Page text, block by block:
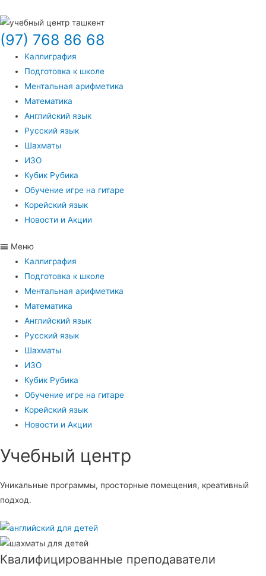
(97) 768 86 68
Каллиграфия
Подготовка к школе
Ментальная арифметика
Математика
Английский язык
Русский язык
Шахматы
ИЗО
Кубик Рубика
Обучение игре на гитаре
Корейский язык
Новости и Акции
Меню
Каллиграфия
Подготовка к школе
Ментальная арифметика
Математика
Английский язык
Русский язык
Шахматы
ИЗО
Кубик Рубика
Обучение игре на гитаре
Корейский язык
Новости и Акции
Учебный центр​
Уникальные программы, просторные помещения, креативный
подход.
Квалифицированные преподаватели